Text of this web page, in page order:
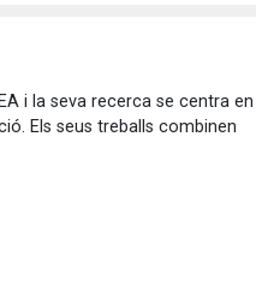
i la seva recerca se centra en
Els seus treballs combinen